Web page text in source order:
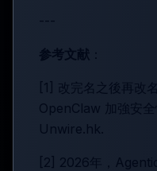
---
参考文献
[1] 改完名之後再改
OpenClaw 加強安
Unwire.hk.
[2] 2026年，